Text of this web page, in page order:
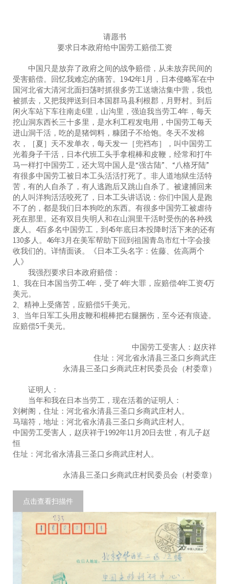
请愿书
要求日本政府给中国劳工赔偿工资
中国只是放弃了政府之间的战争赔偿，从未放弃民间的
受害赔偿。回忆我难忘的痛苦。1942年1月，日本侵略军在中
国河北省大清河北面扫荡时抓很多劳工送塘沽集中营，我也
被抓去，又把我押送到日本国群马县利根郡，月野村。到后
闲火车站下车往南走6里，山沟里，强迫我当劳工4年，每天
挖山洞东西长三十多里，是水利工程发电用，中国劳工每天
进山洞干活，吃的是猪饲料，糠团子不给饱。冬天不发棉
衣，［夏］天不发单衣，每天发一［兜裆布］，叫中国劳工
光着身子干活，日本代班工头手拿棍棒和皮鞭，经常和打牛
马一样打中国劳工，还大骂中国人是“强古陆”、“八格牙陆”
有很多中国劳工被日本工头活活打死了。非人道地狱生活特
苦，有的人自杀了，有人逃跑后又跳山自杀了。被逮捕回来
的人叫洋狗活活咬死了，日本工头讲话说：你们中国人是跑
不了的，都是我们日本狗吃的东西。有很多中国劳工被虐待
死在那里。还有双目失明人和在山洞里干活时受伤的各种残
废人。4百多名中国劳工，到45年底日本投降时活下来的还有
130多人。46年3月在美军帮助下回到祖国青岛市红十字会接
收我们的。详情面谈。《日本工头名字：佐藤、佐高两个
人》
我强烈要求日本政府赔偿：
1、我在日本国当劳工4年，受了4年大罪，应赔偿4年工资4万
美元。
2、精神上受痛苦，应赔偿5千美元。
3、当年日军工头用皮鞭和棍棒把右腿捆伤，至今还有痕迹。
应赔偿5千美元。
中国劳工受害人：赵庆祥
住址：河北省永清县三圣口乡商武庄
永清县三圣口乡商武庄村民委员会（村委章）
证明人：
当年和我在日本当劳工，现在活着的证明人：
刘树阁，住址：河北省永清县三圣口乡商武庄村人。
马瑞符，地址：河北省永清县三圣口乡商武庄村人。
中国劳工受害人，赵庆祥于1992年11月20日去世，有儿子赵
恒
住址：河北省永清县三圣口乡商武庄村人。
永清县三圣口乡商武庄村民委员会（村委章）